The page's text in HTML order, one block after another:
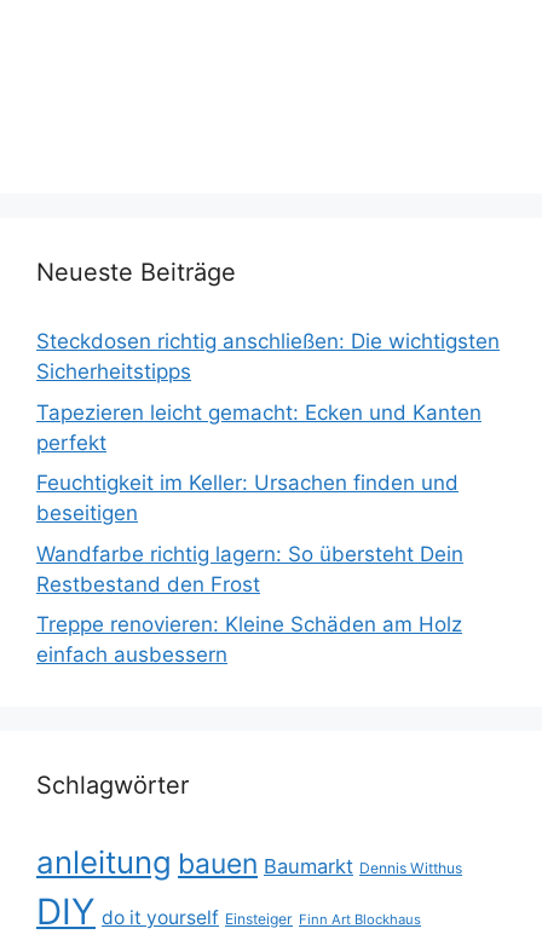
Neueste Beiträge
Steckdosen richtig anschließen: Die wichtigsten
Sicherheitstipps
Tapezieren leicht gemacht: Ecken und Kanten
perfekt
Feuchtigkeit im Keller: Ursachen finden und
beseitigen
Wandfarbe richtig lagern: So übersteht Dein
Restbestand den Frost
Treppe renovieren: Kleine Schäden am Holz
einfach ausbessern
Schlagwörter
anleitung bauen Baumarkt Dennis Witthus
DIY do it yourself Einsteiger Finn Art Blockhaus